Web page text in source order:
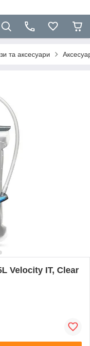
та аксесуари
Velocity IT, Clear